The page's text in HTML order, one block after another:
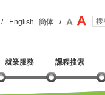
/ English 簡体 /
就業服務 課程搜索